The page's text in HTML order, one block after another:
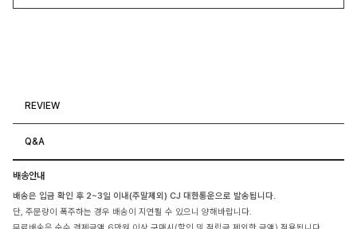
REVIEW
Q&A
배송안내
배송은 입금 확인 후 2~3일 이내(주말제외) CJ 대한통운으로 발송됩니다.
단, 주문량이 폭주하는 경우 배송이 지연될 수 있으니 양해바랍니다.